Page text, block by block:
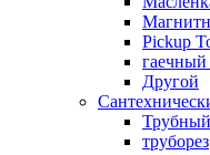
Pickup
Другой
труборез